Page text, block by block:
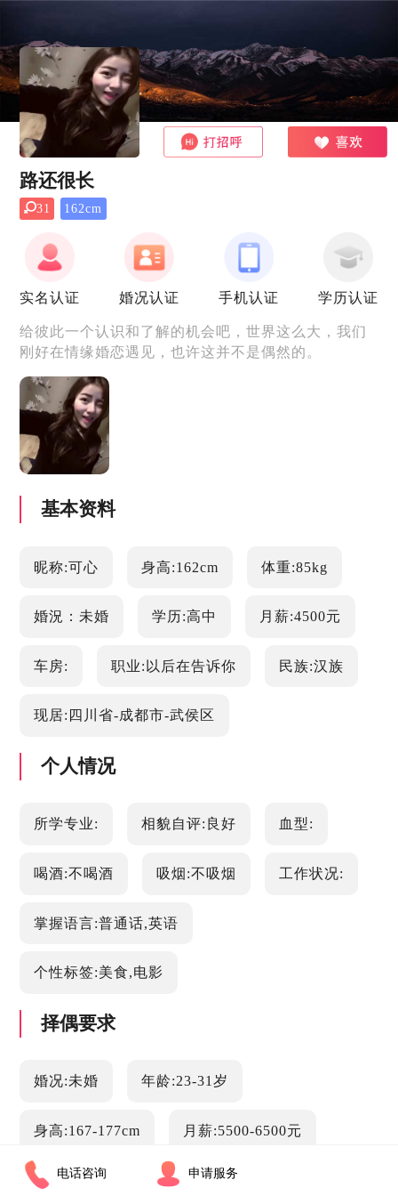
路还很长
31 162cm
实名认证 婚况认证 手机认证 学历认证
给彼此一个认识和了解的机会吧，世界这么大，我们
刚好在情缘婚恋遇见，也许这并不是偶然的。
基本资料
昵称:可心 身高:162cm 体重:85kg
婚況：未婚 学历:高中 月薪:4500元
车房: 职业:以后在告诉你 民族:汉族
现居:四川省-成都市-武侯区
个人情况
所学专业: 相貌自评:良好 血型:
喝酒:不喝酒 吸烟:不吸烟 工作状况:
掌握语言:普通话,英语
个性标签:美食,电影
择偶要求
婚况:未婚 年龄:23-31岁
身高:167-177cm 月薪:5500-6500元
学历:专科 车房情况:已购车 已购房
电话咨询 申请服务